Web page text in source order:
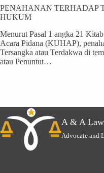
PENAHANAN TERHADAP
HUKUM
Menurut Pasal 1 angka 21
Acara Pidana (KUHAP),
Tersangka atau Terdakwa di
atau Penuntut…
A & A
Advocate and